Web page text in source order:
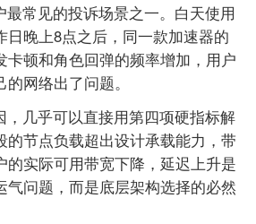
最常见的投诉场景之一。白天使用
日晚上8点之后，同一款加速器的
卡顿和角色回弹的频率增加，用户
网络出了问题。
，几乎可以直接用第四项硬指标解
的节点负载超出设计承载能力，带
的实际可用带宽下降，延迟上升是
气问题，而是底层架构选择的必然